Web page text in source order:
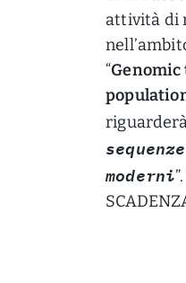
attività di
“Genomic
moderni